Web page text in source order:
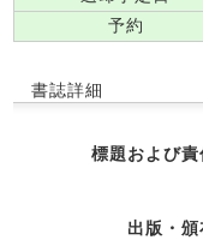
予約
書誌詳細
標題および責
出版・